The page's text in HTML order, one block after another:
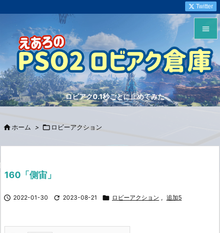
ロビアク0.1秒ごとに止めてみた


メニュ

サイド


Twitter
 ホーム >  ロビーアクション
160「側宙」
 2022-01-30  2023-08-21  ロビーアクション , 追加5